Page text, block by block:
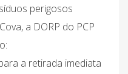
perigosos
a DORP do PCP
a retirada imediata